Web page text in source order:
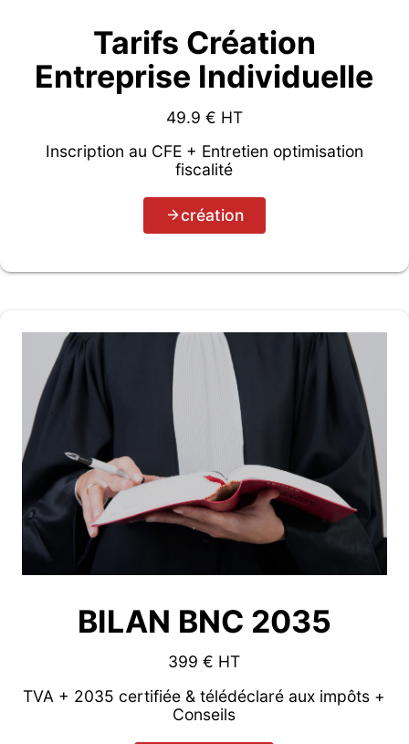
Tarifs Création
Entreprise Individuelle
49.9 € HT
Inscription au CFE + Entretien optimisation
fiscalité
création
BILAN BNC 2035
399 € HT
TVA + 2035 certifiée & télédéclaré aux impôts +
Conseils